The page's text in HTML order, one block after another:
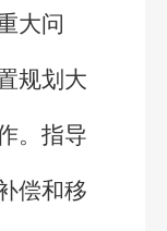
大问
规划大
。指导
偿和移